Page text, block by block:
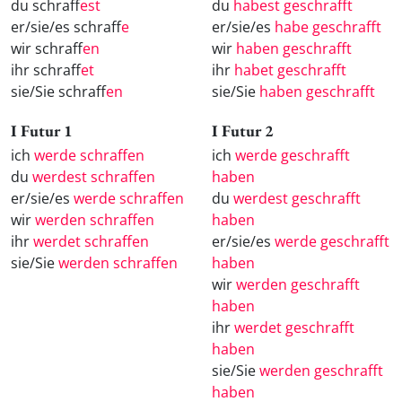
du schraffest
er/sie/es schraffe
wir schraffen
ihr schraffet
sie/Sie schraffen
du habest geschrafft
er/sie/es habe geschrafft
wir haben geschrafft
ihr habet geschrafft
sie/Sie haben geschrafft
I Futur 1
ich werde schraffen
du werdest schraffen
er/sie/es werde schraffen
wirwerden schraffen
ihrwerdet schraffen
sie/Siewerden schraffen
I Futur 2
ich werde geschrafft
haben
du werdest geschrafft
haben
er/sie/es werde geschrafft
haben
wirwerden geschrafft
haben
ihrwerdet geschrafft
haben
sie/Siewerden geschrafft
haben